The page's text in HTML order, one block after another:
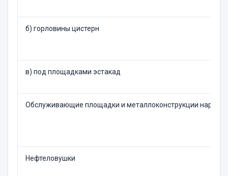
б) горловины цистерн
в) под площадками эстакад
Обслуживающие площадки и металлоконструкции
Нефтеловушки